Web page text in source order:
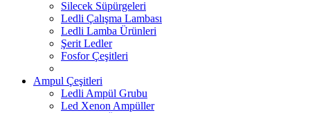
Silecek Süpürgeleri
Ledli Çalışma Lambası
Ledli Lamba Ürünleri
Şerit Ledler
Fosfor Çeşitleri
Ampul Çeşitleri
Ledli Ampül Grubu
Led Xenon Ampüller